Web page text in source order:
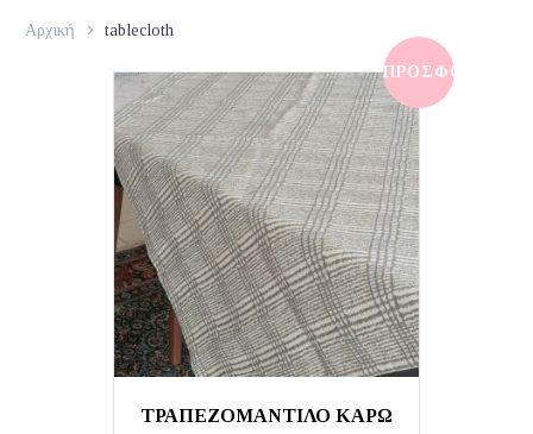
Αρχική tablecloth
ΠΡΟΣΦΟΡΆ!
ΤΡΑΠΕΖΟΜΑΝΤΙΛΟ ΚΑΡΩ